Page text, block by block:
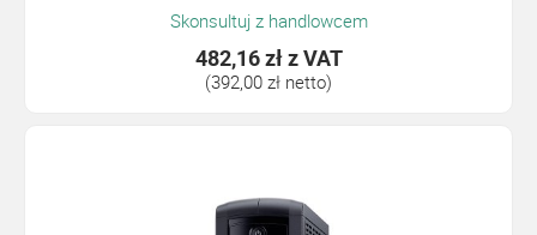
Skonsultuj z handlowcem
482,16 złz VAT
(392,00 zł netto)